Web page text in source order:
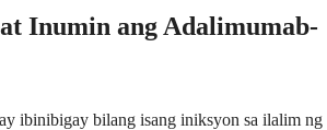
Inumin ang Adalimumab-
ibinibigay bilang isang iniksyon sa ilalim ng